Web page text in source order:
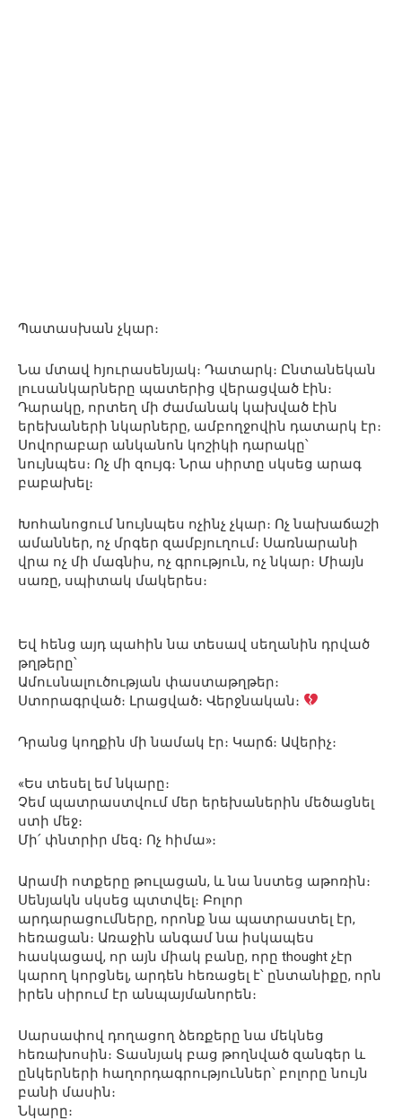
Պատասխան չկար։
Նա մտավ հյուրասենյակ։ Դատարկ։ Ընտանեկան
լուսանկարները պատերից վերացված էին։
Դարակը, որտեղ մի ժամանակ կախված էին
երեխաների նկարները, ամբողջովին դատարկ էր։
Սովորաբար անկանոն կոշիկի դարակը՝
նույնպես։ Ոչ մի զույգ։ Նրա սիրտը սկսեց արագ
բաբախել։
Խոհանոցում նույնպես ոչինչ չկար։ Ոչ նախաճաշի
ամաններ, ոչ մրգեր զամբյուղում։ Սառնարանի
վրա ոչ մի մագնիս, ոչ գրություն, ոչ նկար։ Միայն
սառը, սպիտակ մակերես։
Եվ հենց այդ պահին նա տեսավ սեղանին դրված
թղթերը՝
Ամուսնալուծության փաստաթղթեր։
Ստորագրված։ Լրացված։ Վերջնական։
Դրանց կողքին մի նամակ էր։ Կարճ։ Ավերիչ։
«Ես տեսել եմ նկարը։
Չեմ պատրաստվում մեր երեխաներին մեծացնել
ստի մեջ։
Մի՛ փնտրիր մեզ։ Ոչ հիմա»։
Արամի ոտքերը թուլացան, և նա նստեց աթոռին։
Սենյակն սկսեց պտտվել։ Բոլոր
արդարացումները, որոնք նա պատրաստել էր,
հեռացան։ Առաջին անգամ նա իսկապես
հասկացավ, որ այն միակ բանը, որը thought չէր
կարող կորցնել, արդեն հեռացել է՝ ընտանիքը, որն
իրեն սիրում էր անպայմանորեն։
Սարսափով դողացող ձեռքերը նա մեկնեց
հեռախոսին։ Տասնյակ բաց թողնված զանգեր և
ընկերների հաղորդագրություններ՝ բոլորը նույն
բանի մասին։
Նկարը։